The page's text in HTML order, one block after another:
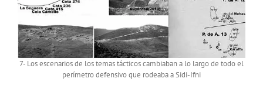
7- Los escenarios de los temas tácticos cambiaban a lo largo de todo el
perímetro defensivo que rodeaba a Sidi-Ifni